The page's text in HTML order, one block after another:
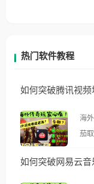
热门软件教程
如何突破腾讯视频
海
茄取消海
示语。 海外用户如香港、澳
如何突破网易云